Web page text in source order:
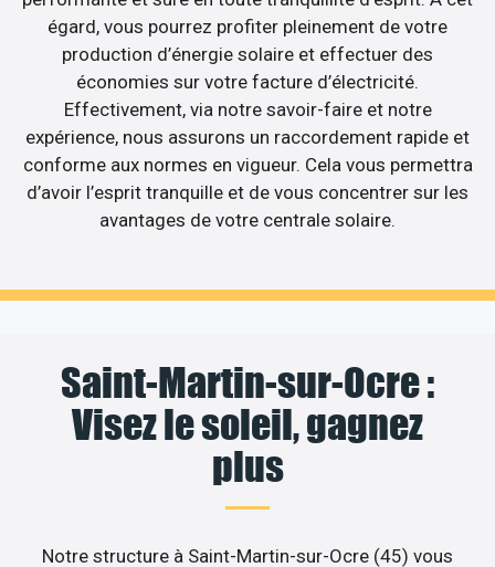
égard, vous pourrez profiter pleinement de votre
production d’énergie solaire et effectuer des
économies sur votre facture d’électricité.
Effectivement, via notre savoir-faire et notre
expérience, nous assurons un raccordement rapide et
conforme aux normes en vigueur. Cela vous permettra
d’avoir l’esprit tranquille et de vous concentrer sur les
avantages de votre centrale solaire.
Saint-Martin-sur-Ocre :
Visez le soleil, gagnez
plus
Notre structure à Saint-Martin-sur-Ocre (45) vous